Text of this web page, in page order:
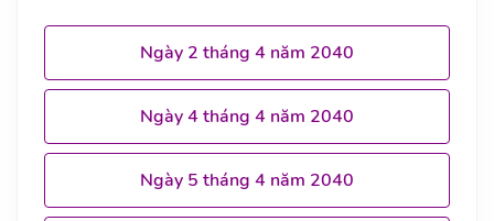
Ngày 2 tháng 4 năm 2040
Ngày 4 tháng 4 năm 2040
Ngày 5 tháng 4 năm 2040